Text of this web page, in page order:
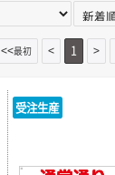
<<最初 < 1 >
受注生産